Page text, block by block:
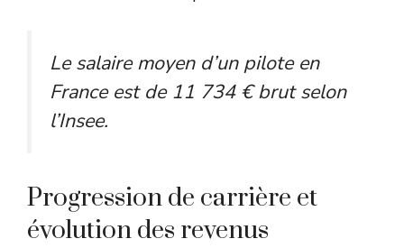
Le salaire moyen d’un pilote en
France est de 11 734 € brut selon
l’Insee.
Progression de carrière et
évolution des revenus